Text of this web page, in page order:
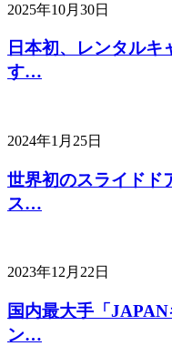
2025年10月30日
日本初、レンタル
す…
2024年1月25日
世界初のスライドド
ス…
2023年12月22日
国内最大手「
ン…